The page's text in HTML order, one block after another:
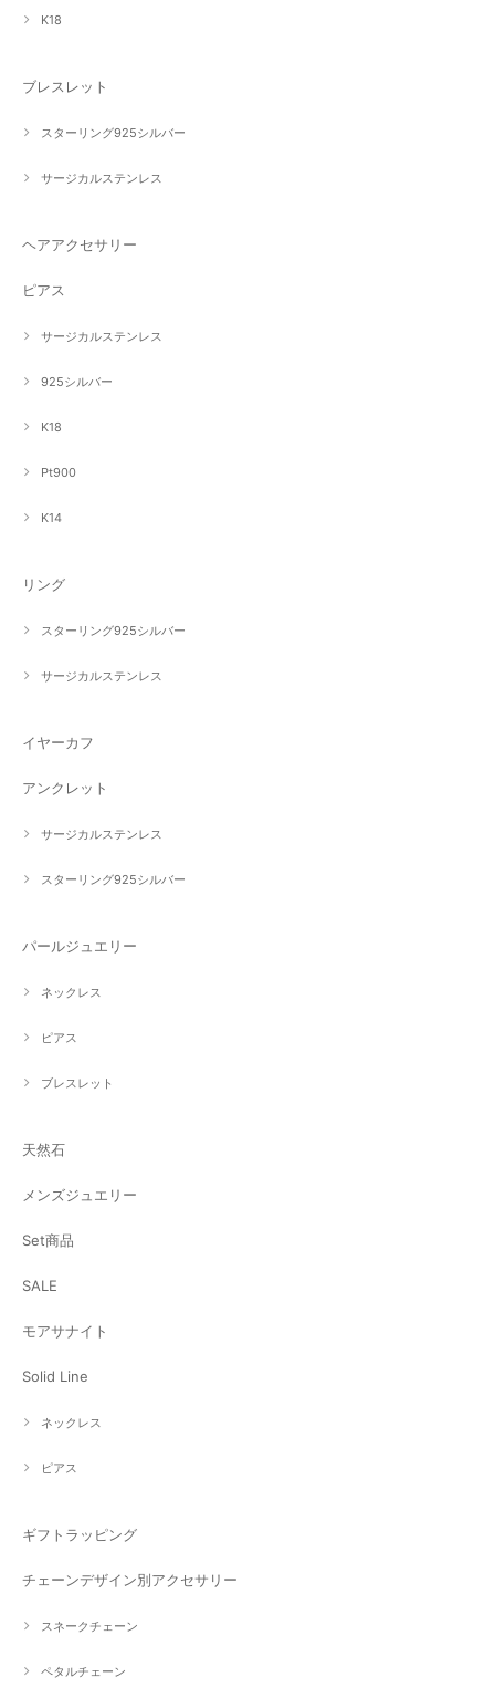
K18
ブレスレット
スターリング925シルバー
サージカルステンレス
ヘアアクセサリー
ピアス
サージカルステンレス
925シルバー
K18
Pt900
K14
リング
スターリング925シルバー
サージカルステンレス
イヤーカフ
アンクレット
サージカルステンレス
スターリング925シルバー
パールジュエリー
ネックレス
ピアス
ブレスレット
天然石
メンズジュエリー
Set商品
SALE
モアサナイト
Solid Line
ネックレス
ピアス
ギフトラッピング
チェーンデザイン別アクセサリー
スネークチェーン
ペタルチェーン